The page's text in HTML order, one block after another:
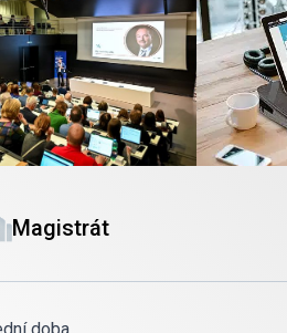
Magistrát